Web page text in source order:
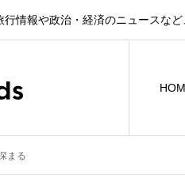
情報や政治・経済のニュースな
まる